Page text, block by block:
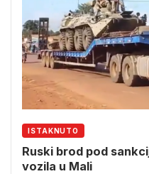
ISTAKNUTO
Ruski brod pod
vozila u Mali